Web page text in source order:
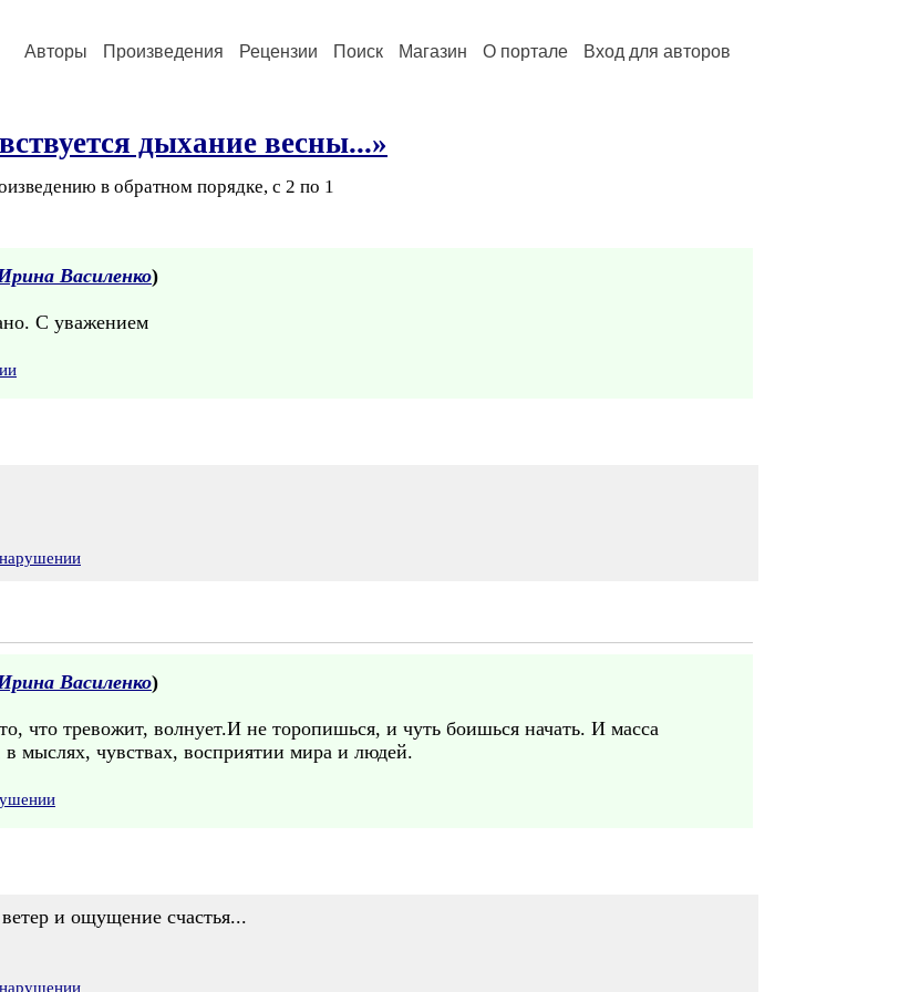
Авторы Произведения Рецензии Поиск Магазин О портале Вход для авторов
дыхание весны...»
в обратном порядке, с 2 по 1
Василенко)
С уважением
Василенко)
что тревожит, волнует.И не торопишься, и чуть боишься начать. И масса
мыслях, чувствах, восприятии мира и людей.
и ощущение счастья...